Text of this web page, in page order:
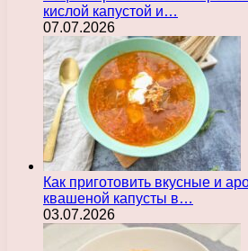
кислой капустой и…
07.07.2026
Как приготовить вкусные и
квашеной капусты в…
03.07.2026